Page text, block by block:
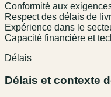
Conformité aux
Respect des délais de
Expérience dans le
Capacité financière et
Délais
Délais et contexte